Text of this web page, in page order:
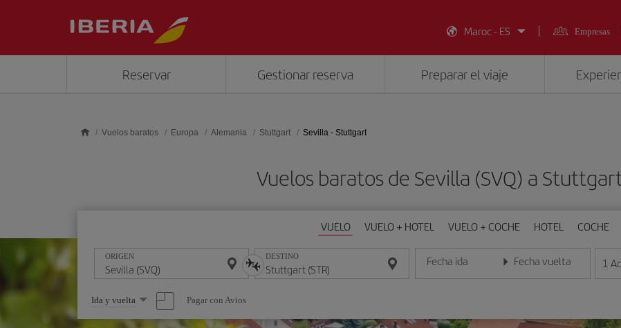
Maroc - ES
Empresas
Reservar Gestionar reserva Preparar el viaje
Vuelos baratos Europa Alemania Stuttgart Sevilla - Stuttgart
Vuelos baratos de Sevilla (SVQ) a
VUELO VUELO + HOTEL VUELO + COCHE HOTEL COCHE
ORIGEN DESTINO Fecha ida
Introduce la fecha en formato día/mes/año
Fecha vuelta
Introduce la fecha en formato
1
Seleccione
una
opción
Ida y vuelta Pagar con Avios